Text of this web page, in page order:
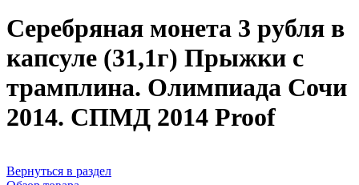
Серебряная монета 3 рубля в
капсуле (31,1г) Прыжки с
трамплина. Олимпиада Сочи
2014. СПМД 2014 Proof
Вернуться в раздел